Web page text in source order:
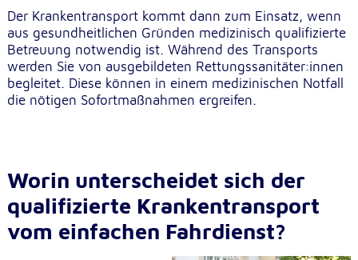
Der Krankentransport kommt dann zum Einsatz, wenn
aus gesundheitlichen Gründen medizinisch qualifizierte
Betreuung notwendig ist. Während des Transports
werden Sie von ausgebildeten Rettungssanitäter:innen
begleitet. Diese können in einem medizinischen Notfall
die nötigen Sofortmaßnahmen ergreifen.
Worin unterscheidet sich der
qualifizierte Krankentransport
vom einfachen Fahrdienst?
Statistik
Statistik Cookies erfassen Informationen anonym.
Diese Informationen helfen uns zu verstehen, wie
unsere Besucher unsere Website nutzen.
Google Analytics
Anbieter:
Google LLC
Zweck:
Erhebung von Statistiken zur Website-Nutzung